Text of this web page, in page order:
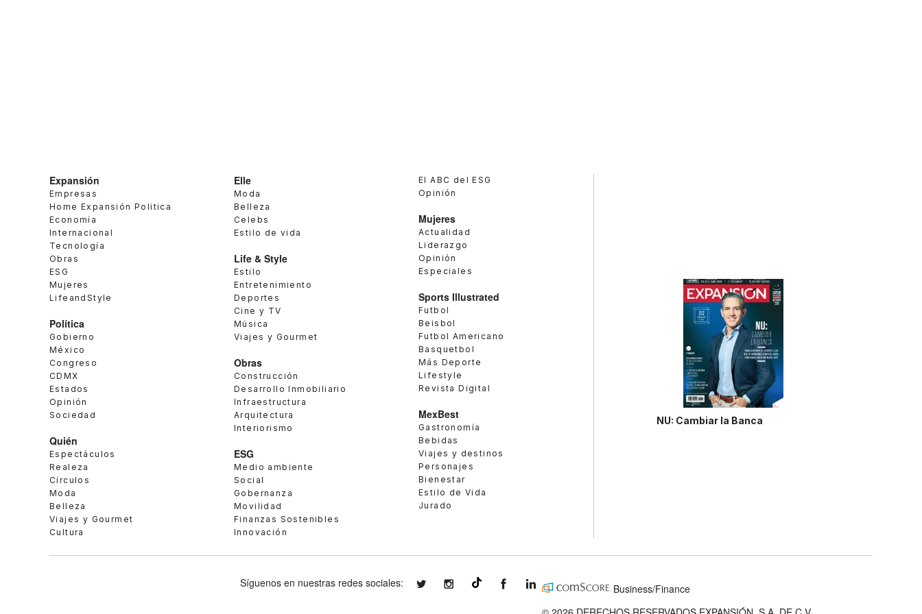
Expansión
Empresas
Home Expansión Politica
Economía
Internacional
Tecnología
Obras
ESG
Mujeres
LifeandStyle
Política
Gobierno
México
Congreso
CDMX
Estados
Opinión
Sociedad
Quién
Espectáculos
Realeza
Círculos
Moda
Belleza
Viajes y Gourmet
Cultura
Elle
Moda
Belleza
Celebs
Estilo de vida
Life & Style
Estilo
Entretenimiento
Deportes
Cine y TV
Música
Viajes y Gourmet
Obras
Construcción
Desarrollo Inmobiliario
Infraestructura
Arquitectura
Interiorismo
ESG
Medio ambiente
Social
Gobernanza
Movilidad
Finanzas Sostenibles
Innovación
El ABC del ESG
Opinión
Mujeres
Actualidad
Liderazgo
Opinión
Especiales
Sports Illustrated
Futbol
Beisbol
Futbol Americano
Basquetbol
Más Deporte
Lifestyle
Revista Digital
MexBest
Gastronomía
Bebidas
Viajes y destinos
Personajes
Bienestar
Estilo de Vida
Jurado
NU: Cambiar la Banca
Síguenos en nuestras redes sociales: expansionmxexpansionmx ExpansionMex
expansion
Business/Finance